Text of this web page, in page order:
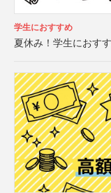
学生におすすめ
夏休み！学生におす